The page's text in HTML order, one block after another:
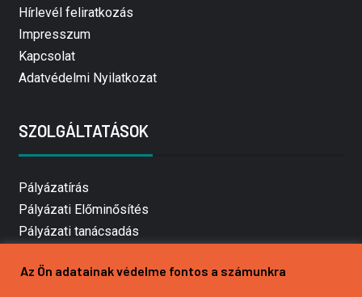
Hírlevél feliratkozás
Impresszum
Kapcsolat
Adatvédelmi Nyilatkozat
SZOLGÁLTATÁSOK
Pályázatírás
Pályázati Előminősítés
Pályázati tanácsadás
Mezőgazdasági pályázatírás
Az Ön adatainak védelme fontos a számunkra